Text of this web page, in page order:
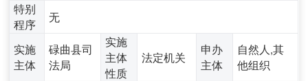
特别
程序
无
实施
主体
碌曲县司
法局
实施
主体
性质
法定机关
申办
主体
自然人,其
他组织